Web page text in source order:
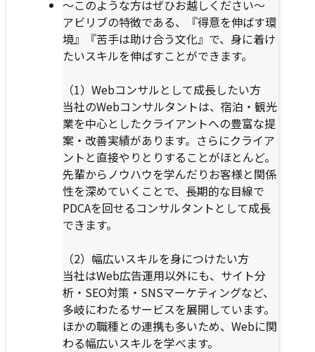
～このような方はぜひお越しください～
アビリブの特徴である、『得意を伸ばす環
境』『苦手は助け合う文化』で、身に着け
たいスキルを伸ばすことができます。
（1）Webコンサルとして成長したい方
当社のWebコンサルタントは、宿泊・観光
業を中心としたクライアントへの豊富な提
案・改善実績があります。さらにクライア
ントと直接やりとりすることがほとんど。
先輩からノウハウを学んだりお客様と関係
性を深めていくことで、長期的な目線で
PDCAを回せるコンサルタントとして成長
できます。
（2）幅広いスキルを身につけたい方
当社はWeb広告運用以外にも、サイト分
析・SEO対策・SNSマーケティングなど、
多岐にわたるサービスを展開しています。
ほかの職種との連携も多いため、Webに関
わる幅広いスキルを学べます。